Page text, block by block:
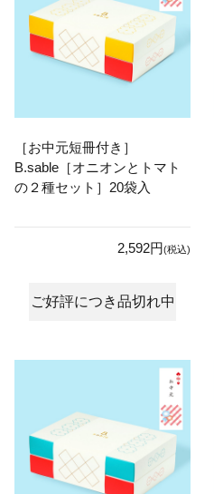
［お中元短冊付き］
B.sable［オニオンとトマト
の２種セット］20袋入
2,592円(税込)
ご好評につき品切れ中